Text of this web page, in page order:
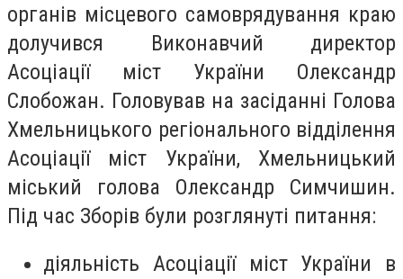
органів місцевого самоврядування краю
долучився Виконавчий директор
Асоціації міст України Олександр
Слобожан. Головував на засіданні Голова
Хмельницького регіонального відділення
Асоціації міст України, Хмельницький
міський голова Олександр Симчишин.
Під час Зборів були розглянуті питання:
діяльність Асоціації міст України в